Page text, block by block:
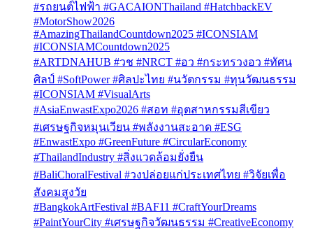
#รถยนต์ไฟฟ้า #GACAIONThailand #HatchbackEV
#MotorShow2026
#AmazingThailandCountdown2025 #ICONSIAM
#ICONSIAMCountdown2025
#ARTDNAHUB #วช #NRCT #อว #กระทรวงอว #ทัศน
ศิลป์ #SoftPower #ศิลปะไทย #นวัตกรรม #ทุนวัฒนธรรม
#ICONSIAM #VisualArts
#AsiaEnwastExpo2026 #สอท #อุตสาหกรรมสีเขียว
#เศรษฐกิจหมุนเวียน #พลังงานสะอาด #ESG
#EnwastExpo #GreenFuture #CircularEconomy
#ThailandIndustry #สิ่งแวดล้อมยั่งยืน
#BaliChoralFestival #วงปล่อยแก่ประเทศไทย #วิจัยเพื่อ
สังคมสูงวัย
#BangkokArtFestival #BAF11 #CraftYourDreams
#PaintYourCity #เศรษฐกิจวัฒนธรรม #CreativeEconomy